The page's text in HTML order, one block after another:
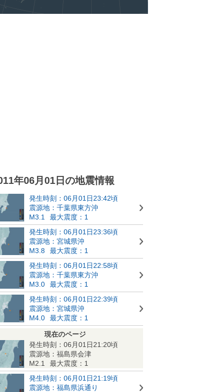
年06月01日の地震情報
発生時刻：06月01日23:42頃
震源地：千葉県東方沖
M3.1
最大震度：1
発生時刻：06月01日23:36頃
震源地：宮城県沖
M3.8
最大震度：1
発生時刻：06月01日22:58頃
震源地：千葉県東方沖
M3.0
最大震度：1
発生時刻：06月01日22:39頃
震源地：宮城県沖
M4.0
最大震度：1
現在のページ
発生時刻：06月01日21:20頃
震源地：福島県会津
M2.1
最大震度：1
発生時刻：06月01日21:19頃
震源地：福島県浜通り